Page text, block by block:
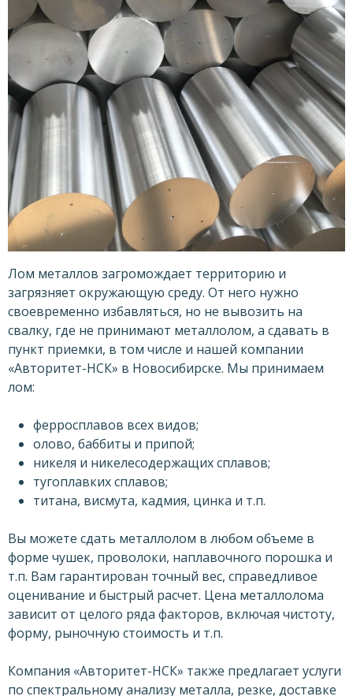
Лом металлов загромождает территорию и
загрязняет окружающую среду. От него нужно
своевременно избавляться, но не вывозить на
свалку, где не принимают металлолом, а сдавать в
пункт приемки, в том числе и нашей компании
«Авторитет-НСК» в Новосибирске. Мы принимаем
лом:
ферросплавов всех видов;
олово, баббиты и припой;
никеля и никелесодержащих сплавов;
тугоплавких сплавов;
титана, висмута, кадмия, цинка и т.п.
Вы можете сдать металлолом в любом объеме в
форме чушек, проволоки, наплавочного порошка и
т.п. Вам гарантирован точный вес, справедливое
оценивание и быстрый расчет. Цена металлолома
зависит от целого ряда факторов, включая чистоту,
форму, рыночную стоимость и т.п.
Компания «Авторитет-НСК» также предлагает услуги
по спектральному анализу металла, резке, доставке